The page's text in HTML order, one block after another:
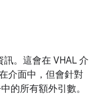
。這會在 VHAL 介
介面中，但會針對
的所有額外引數。